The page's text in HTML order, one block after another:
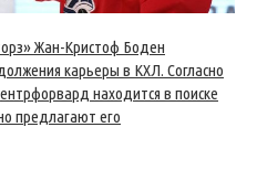
Жан-Кристоф Боден
карьеры в КХЛ. Согласно
находится в поиске
предлагают его